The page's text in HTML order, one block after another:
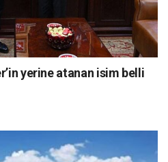
yerine atanan isim belli